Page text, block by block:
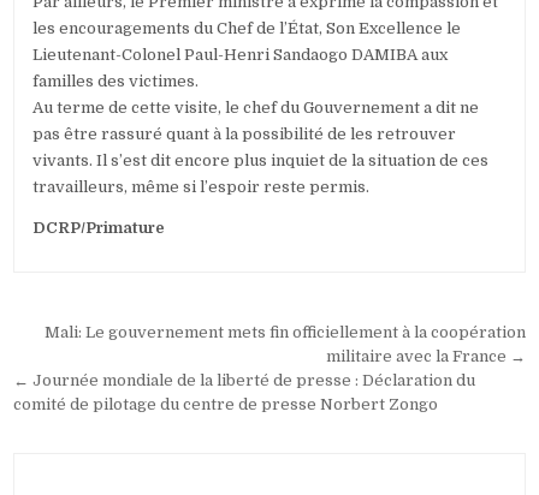
les encouragements du Chef de l’État, Son Excellence le
Lieutenant-Colonel Paul-Henri Sandaogo DAMIBA aux
familles des victimes.
Au terme de cette visite, le chef du Gouvernement a dit ne
pas être rassuré quant à la possibilité de les retrouver
vivants. Il s’est dit encore plus inquiet de la situation de ces
travailleurs, même si l’espoir reste permis.
DCRP/Primature
Navigation
de
l’article
Mali: Le gouvernement mets fin officiellement à la coopération
militaire avec la France →
← Journée mondiale de la liberté de presse : Déclaration du
comité de pilotage du centre de presse Norbert Zongo